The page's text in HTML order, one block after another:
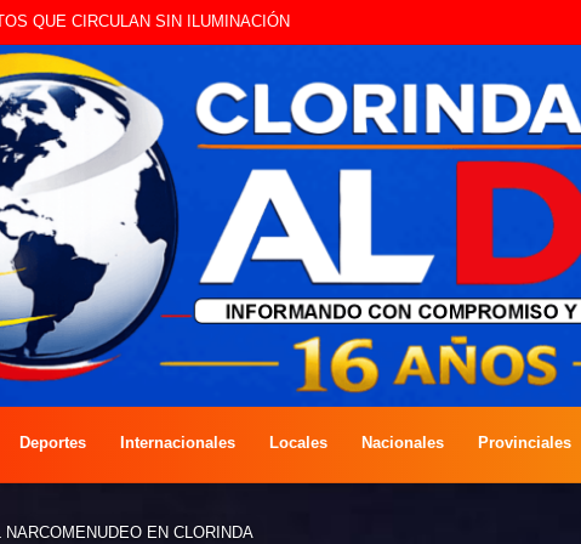
DE AVES Y CONTACTO CON LA NATURALEZA
Deportes Internacionales Locales Nacionales Provinciales
NARCOMENUDEO EN CLORINDA